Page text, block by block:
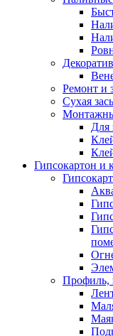
Ремонт и
Сухая
Для
Гипсокартон и
Профиль,